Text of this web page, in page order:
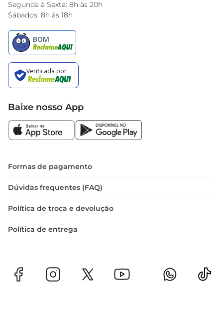
Segunda à Sexta: 8h às 20h
Sábados: 8h às 18h
Baixe nosso App
Formas de pagamento
Dúvidas frequentes (FAQ)
Política de troca e devolução
Política de entrega